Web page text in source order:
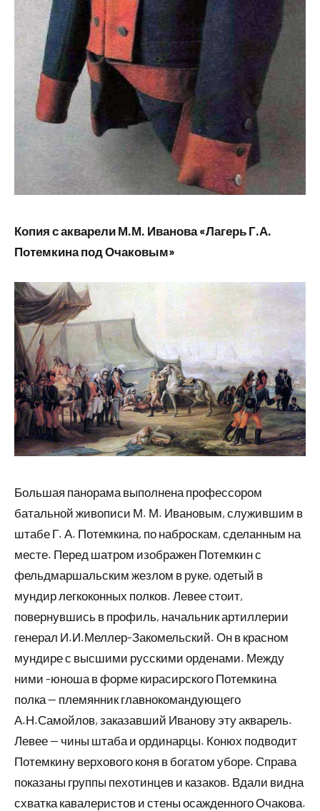
Копия с акварели М.М. Иванова «Лагерь Г.А.
Потемкина под Очаковым»
Большая панорама выполнена профессором
батальной живописи М. М. Ивановым, служившим в
штабе Г. А. Потемкина, по наброскам, сделанным на
месте. Перед шатром изображен Потемкин с
фельдмаршальским жезлом в руке, одетый в
мундир легкоконных полков. Левее стоит,
повернувшись в профиль, начальник артиллерии
генерал И.И.Меллер-Закомельский. Он в красном
мундире с высшими русскими орденами. Между
ними -юноша в форме кирасирского Потемкина
полка — племянник главнокомандующего
А.Н.Самойлов, заказавший Иванову эту акварель.
Левее — чины штаба и ординарцы. Конюх подводит
Потемкину верхового коня в богатом уборе. Справа
показаны группы пехотинцев и казаков. Вдали видна
схватка кавалеристов и стены осажденного Очакова.